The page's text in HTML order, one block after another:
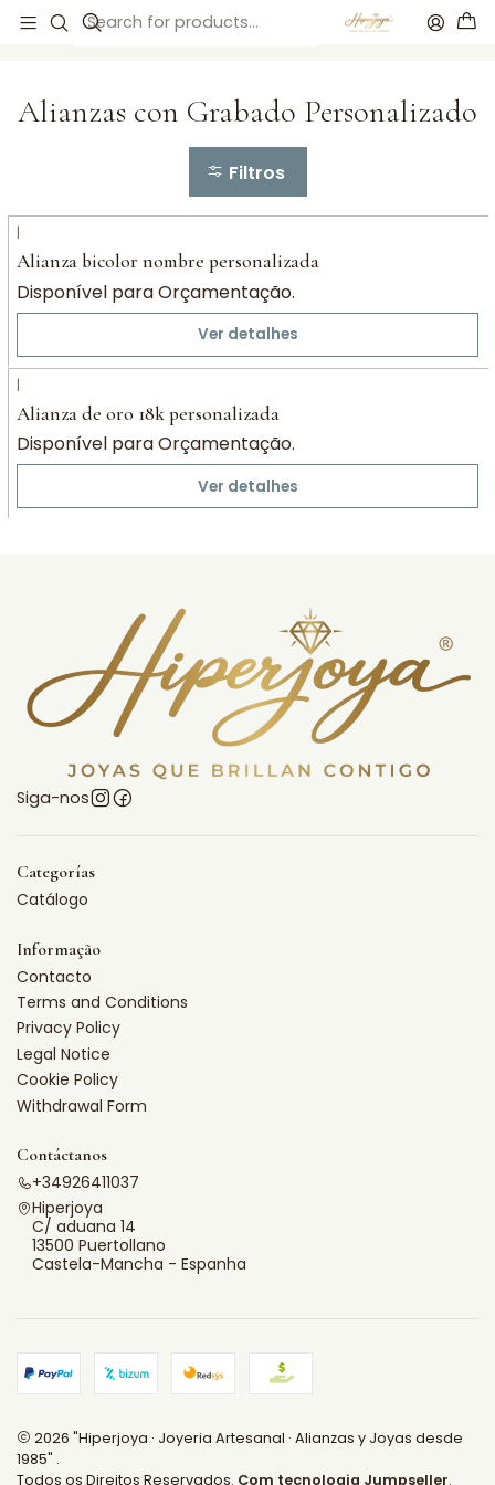
Início Alianzas de Oro 18k
Alianzas con Grabado Personalizado
Alianzas con Grabado Personalizado
Filtros
|
Alianza bicolor nombre personalizada
Disponível para Orçamentação.
Ver detalhes
|
Alianza de oro 18k personalizada
Disponível para Orçamentação.
Ver detalhes
Siga-nos
Categorías
Catálogo
Informação
Contacto
Terms and Conditions
Privacy Policy
Legal Notice
Cookie Policy
Withdrawal Form
Contáctanos
+34926411037
Hiperjoya
C/ aduana 14
13500 Puertollano
Castela-Mancha - Espanha
2026 "Hiperjoya · Joyeria Artesanal · Alianzas y Joyas desde
1985" .
Todos os Direitos Reservados. Com tecnologia Jumpseller.